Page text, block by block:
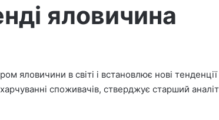
яловичина
яловичини в світі і встановлює нові
споживачів, стверджує старший